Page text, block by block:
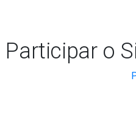
Participar o